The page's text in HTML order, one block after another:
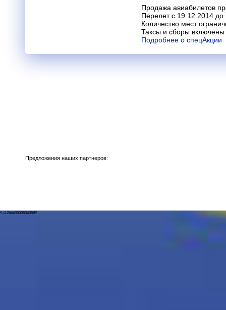
Продажа авиабилетов
Перелет с 19.12.2014 до
Количество мест
Таксы и сборы включены
Подробнее о спецАкции
Предложения наших партнеров:
!!-0.26440000534058!!